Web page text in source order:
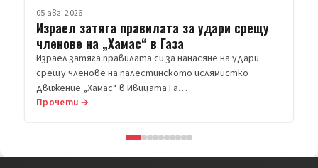
агенции.
Дипломатически
представителства:
консулства на множество държави.
Централи на големи компании:
Седалища на водещи български и
Този статут гарантира постоянен
поток от хора, събития и инвестиции,
05 авг. 2026
Израел затяга правилата за удари срещу
членове на „Хамас“ в Газа
Израел затяга правилата си за нанасяне на удари
срещу членове на палестинското ислямистко
движение „Хамас“ в Ивицата Га…
Прочети →